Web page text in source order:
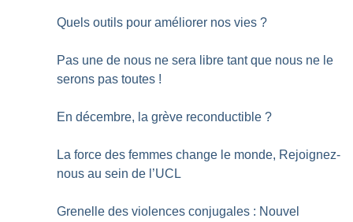
Quels outils pour améliorer nos vies ?
Pas une de nous ne sera libre tant que nous ne le
serons pas toutes !
En décembre, la grève reconductible ?
La force des femmes change le monde, Rejoignez-
nous au sein de l’UCL
Grenelle des violences conjugales : Nouvel